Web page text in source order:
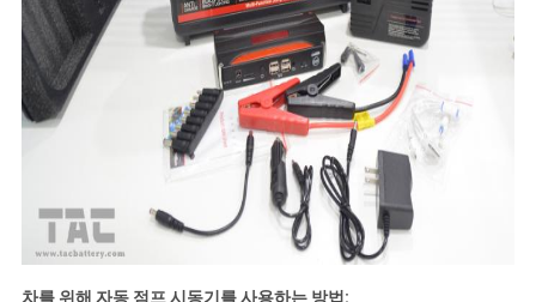
차를 위해 자동 점프 시동기를 사용하는 방법: